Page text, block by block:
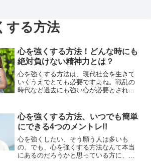
する方法
心を強くする方法！どんな時にも
絶対負けない精神力とは？
心を強くする方法は、現代社会を生きて
いくうえでとても必要ですよね。戦乱の
時代など過去にも強い心が必要とされる
る今こそ本当に強い精神が求められてい
ると言っても間違いではありません。と
はいえ、「心を強くする方法」には厳し
い試練が必要なイメージがあります...
心を強くする方法、いつでも簡単
にできる4つのメントレ!!
心を強くしたい、そう願う人は多いも
の。でも、心を強くする方法なんて本当
にあるのだろうかと思っている方に、ぜ